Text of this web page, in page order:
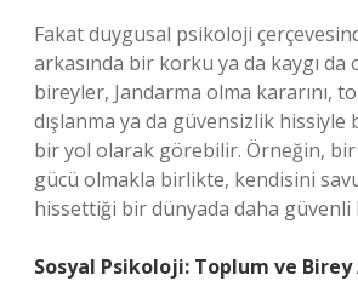
Fakat duygusal psikoloji
arkasında bir korku ya da kaygı da
bireyler, Jandarma olma kararını,
dışlanma ya da güvensizlik hissiyle
bir yol olarak görebilir. Örneğin,
gücü olmakla birlikte, kendisini
hissettiği bir dünyada daha güvenli
Sosyal Psikoloji: Toplum ve Birey